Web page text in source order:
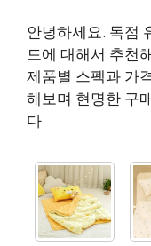
안녕하세요. 독점
드에 대해서 추천
제품별 스펙과 가
해보며 현명한 구
다